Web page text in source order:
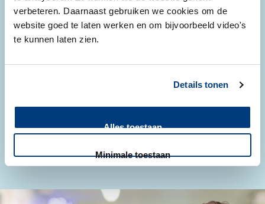
verbeteren. Daarnaast gebruiken we cookies om de
website goed te laten werken en om bijvoorbeeld video's
te kunnen laten zien.
Details tonen
Alles toestaan
Minimale toestaan
Population health
Population health staat voor duurzame gezondheidszorg
Lees meer